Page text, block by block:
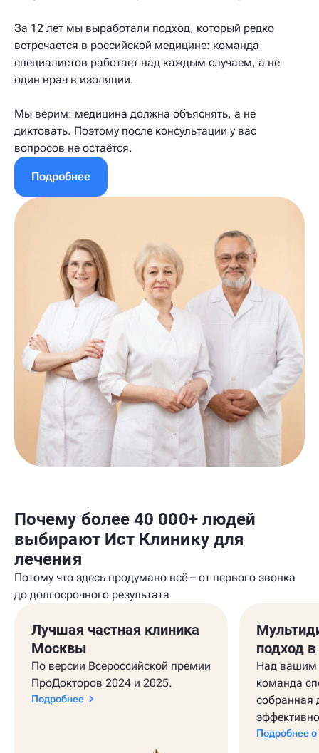
За 12 лет мы выработали подход, который редко
встречается в российской медицине: команда
специалистов работает над каждым случаем, а не
один врач в изоляции.
Мы верим: медицина должна объяснять, а не
диктовать. Поэтому после консультации у вас
вопросов не остаётся.
Подробнее
Почему более 40 000+ людей
выбирают Ист Клинику для
лечения
Потому что здесь продумано всё – от первого звонка
до долгосрочного результата
Лучшая частная клиника
Москвы
По версии Всероссийской премии
ПроДокторов 2024 и 2025.
Подробнее
подход
Над вашим
команда
собранная
Подробнее о